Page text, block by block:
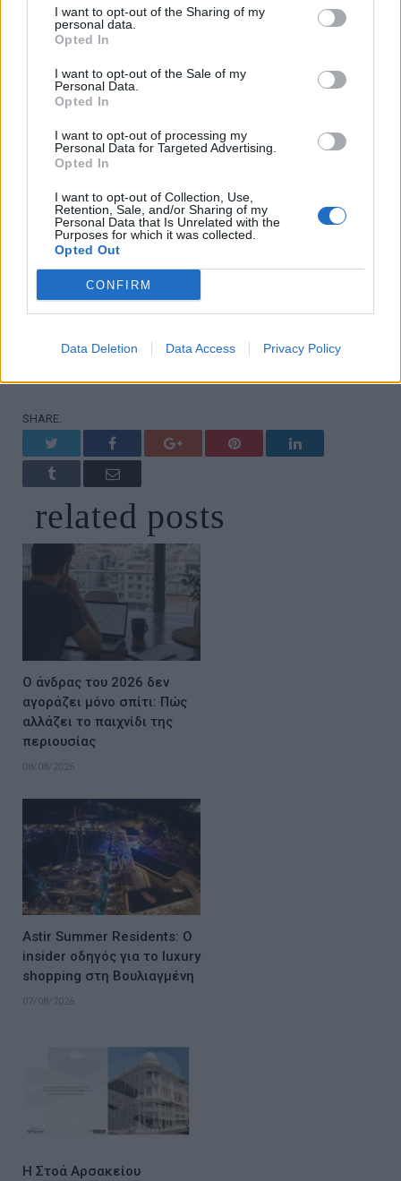
I want to opt-out of the Sharing of my
personal data.
Opted In
I want to opt-out of the Sale of my
Personal Data.
Opted In
I want to opt-out of processing my
Personal Data for Targeted Advertising.
Opted In
I want to opt-out of Collection, Use,
Retention, Sale, and/or Sharing of my
Personal Data that Is Unrelated with the
Purposes for which it was collected.
Opted Out
CONFIRM
Data Deletion Data Access Privacy Policy
Διαβάστε επίσης:Criminal Minds: Μια
σειρά που αξίζει να ξανανακαλύψεις
SHARE.
Facebook Google+ Pinterest LinkedIn
Tumblr Email
related posts
Ο άνδρας του 2026 δεν
αγοράζει μόνο σπίτι: Πώς
αλλάζει το παιχνίδι της
περιουσίας
08/08/2026
Astir Summer Residents: Ο
insider οδηγός για το luxury
shopping στη Βουλιαγμένη
07/08/2026
Η Στοά Αρσακείου